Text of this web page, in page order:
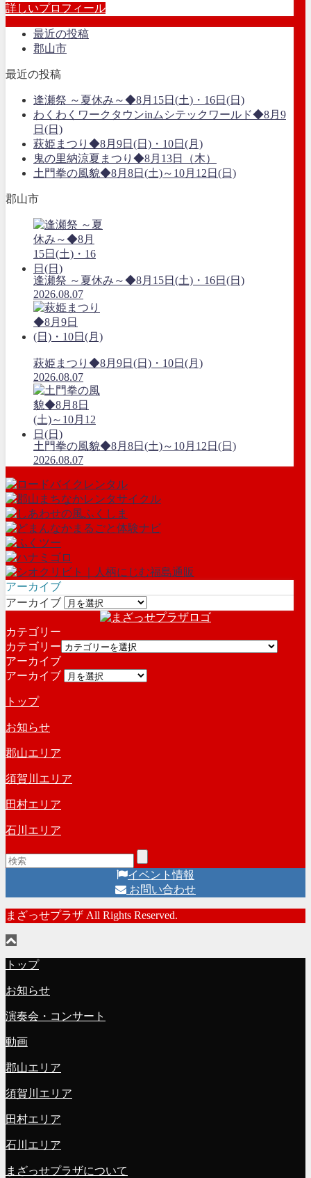
詳しいプロフィール
最近の投稿
郡山市
最近の投稿
逢瀬祭 ～夏休み～◆8月15日(土)・16日(日)
わくわくワークタウンinムシテックワールド◆8月9
日(日)
萩姫まつり◆8月9日(日)・10日(月)
鬼の里納涼夏まつり◆8月13日（木）
土門拳の風貌◆8月8日(土)～10月12日(日)
郡山市
逢瀬祭 ～夏休み～◆8月15日(土)・16日(日)
2026.08.07
萩姫まつり◆8月9日(日)・10日(月)
2026.08.07
土門拳の風貌◆8月8日(土)～10月12日(日)
2026.08.07
アーカイブ
アーカイブ
カテゴリー
カテゴリー
アーカイブ
アーカイブ
トップ
お知らせ
郡山エリア
須賀川エリア
田村エリア
石川エリア
イベント情報
お問い合わせ
まざっせプラザ All Rights Reserved.
トップ
お知らせ
演奏会・コンサート
動画
郡山エリア
須賀川エリア
田村エリア
石川エリア
まざっせプラザについて